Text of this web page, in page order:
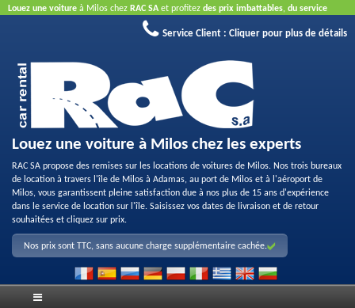
Louez une voiture à Milos chez RAC SA et profitez des prix imbattables, du service
de la bonne qualité des véhicules loués
La carte de crédit n'est pas nécessaire.
Service Client : Cliquer pour plus de détails
Louez une voiture à Milos chez les experts
RAC SA propose des remises sur les locations de voitures de Milos. Nos trois bureaux
de location à travers l'île de Milos à Adamas, au port de Milos et à l'aéroport de
Milos, vous garantissent pleine satisfaction due à nos plus de 15 ans d'expérience
dans le service de location sur l'île. Saisissez vos dates de livraison et de retour
souhaitées et cliquez sur prix.
Nos prix sont TTC, sans aucune charge supplémentaire cachée.